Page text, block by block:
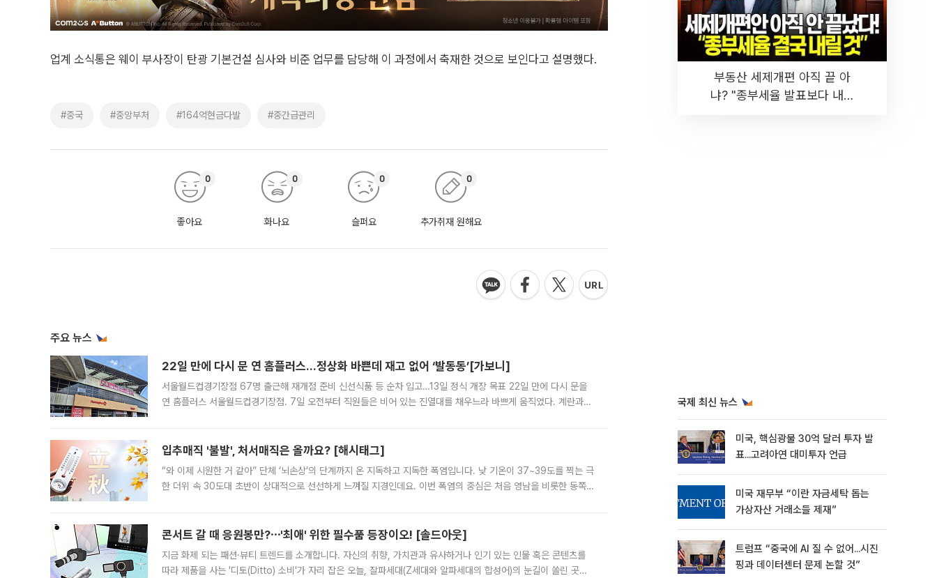
업계 소식통은 웨이 부사장이 탄광 기본건설 심사와 비준 업무를 담당해 이 과정에서 축재한 것으로 보인다고 설명했다.
#중국 #중앙부처 #164억현금다발 #중간급관리
좋아요
0
화나요
0
슬퍼요
0
추가취재 원해요
0
주요 뉴스
22일 만에 다시 문 연 홈플러스…정상화 바쁜데 재고 없어 ‘발동동’[가보니]
서울월드컵경기장점 67명 출근해 재개점 준비 신선식품 등 순차 입고…13일 정식 개장 목표 22일 만에 다시 문을
연 홈플러스 서울월드컵경기장점. 7일 오전부터 직원들은 비어 있는 진열대를 채우느라 바쁘게 움직였다. 계란과
입추매직 '불발', 처서매직은 올까요? [해시태그]
“와 이제 시원한 거 같아” 단체 ‘뇌손상’의 단계까지 온 지독하고 지독한 폭염입니다. 낮 기온이 37~39도를 찍는 극
한 더위 속 30도대 초반이 상대적으로 선선하게 느껴질 지경인데요. 이번 폭염의 중심은 처음 영남을 비롯한 동쪽
콘서트 갈 때 응원봉만?⋯'최애' 위한 필수품 등장이오! [솔드아웃]
지금 화제 되는 패션·뷰티 트렌드를 소개합니다. 자신의 취향, 가치관과 유사하거나 인기 있는 인물 혹은 콘텐츠를
따라 제품을 사는 '디토(Ditto) 소비'가 자리 잡은 오늘, 잘파세대(Z세대와 알파세대의 합성어)의 눈길이 쏠린 곳은
부동산 세제개편 아직 끝 아
냐? "종부세율 발표보다 내릴
국제 최신 뉴스
미국, 핵심광물 30억 달러 투자 발
표...고려아연 대미투자 언급
미국 재무부 “이란 자금세탁 돕는
가상자산 거래소들 제재”
트럼프 “중국에 AI 질 수 없어...시진
핑과 데이터센터 문제 논할 것”